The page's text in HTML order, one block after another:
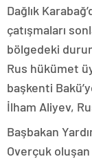
Dağlık
çatışmaları
bölgedeki
Rus hükümet
başkenti
İlham Aliyev,
Başbakan
Overçuk